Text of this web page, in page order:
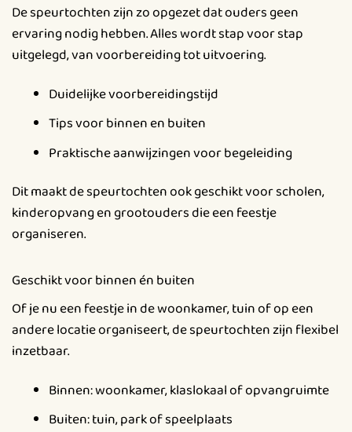
De speurtochten zijn zo opgezet dat ouders geen
ervaring nodig hebben. Alles wordt stap voor stap
uitgelegd, van voorbereiding tot uitvoering.
Duidelijke voorbereidingstijd
Tips voor binnen en buiten
Praktische aanwijzingen voor begeleiding
Dit maakt de speurtochten ook geschikt voor scholen,
kinderopvang en grootouders die een feestje
organiseren.
Geschikt voor binnen én buiten
Of je nu een feestje in de woonkamer, tuin of op een
andere locatie organiseert, de speurtochten zijn flexibel
inzetbaar.
Binnen: woonkamer, klaslokaal of opvangruimte
Buiten: tuin, park of speelplaats